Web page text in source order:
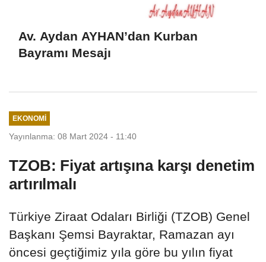
Av. Aydan AYHAN’dan Kurban
Bayramı Mesajı
EKONOMI
Yayınlanma: 08 Mart 2024 - 11:40
TZOB: Fiyat artışına karşı denetim
artırılmalı
Türkiye Ziraat Odaları Birliği (TZOB) Genel
Başkanı Şemsi Bayraktar, Ramazan ayı
öncesi geçtiğimiz yıla göre bu yılın fiyat